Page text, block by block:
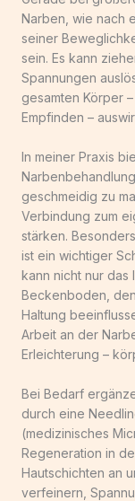
Narben, wie nach
seiner
sein. Es kann
Spannungen
gesamten Körper
Empfinden –
In meiner Praxis
geschmeidig zu
Verbindung zum
stärken.
ist ein wichtiger
kann nicht nur
Beckenboden,
Haltung
Arbeit an der
Erleichterung –
Bei Bedarf
durch eine
(medizinisches
Regeneration in
Hautschichten an
verfeinern,